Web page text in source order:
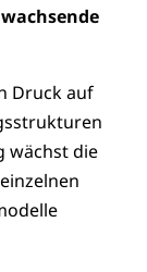
Druck auf
wächst die